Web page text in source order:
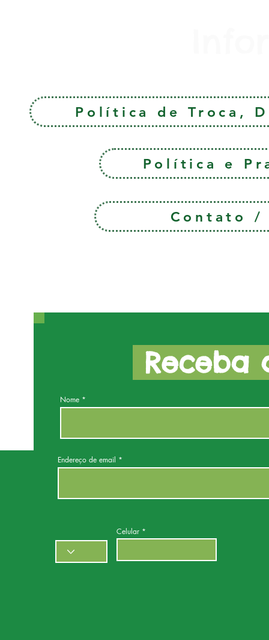
Política de Troca,
Política e
Contato /
Receba
Nome
Endereço de email
Celular